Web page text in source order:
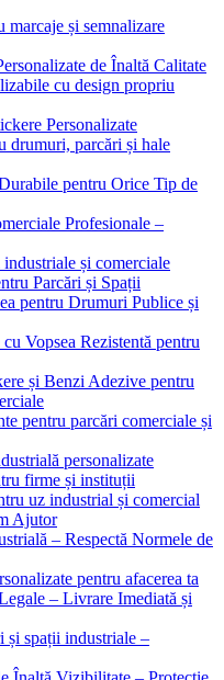
marcaje și semnalizare
de Înaltă Calitate
cu design propriu
Personalizate
drumuri, parcări și hale
pentru Orice Tip de
Profesionale –
și comerciale
Parcări și Spații
pentru Drumuri Publice și
Vopsea Rezistentă pentru
și Benzi Adezive pentru
pentru parcări comerciale și
personalizate
firme și instituții
uz industrial și comercial
Ajutor
– Respectă Normele de
pentru afacerea ta
– Livrare Imediată și
și spații industriale –